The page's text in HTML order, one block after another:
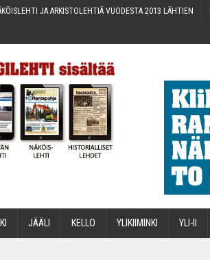
JA ARKIS­TO­LEH­TIÄ VUO­DES­TA 2013 LÄHTIEN
JÄÄ­LI KEL­LO YLI­KII­MIN­KI YLI-II